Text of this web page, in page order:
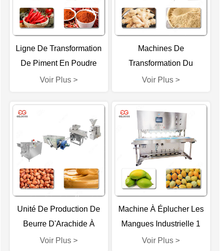
Ligne De Transformation
De Piment En Poudre
GELGOOG
Voir Plus >
Machines De
Transformation Du
Gingembre En Poudre
Voir Plus >
Unité De Production De
Beurre D'Arachide À
Vendre
Voir Plus >
Machine À Éplucher Les
Mangues Industrielle 1
T/H
Voir Plus >